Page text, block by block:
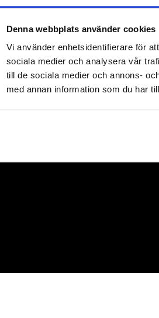
Denna webbplats använder cookies
Vi använder enhetsidentifierare för
sociala medier och analysera vår
till de sociala medier och annons-
med annan information som du har
VI ERBJUDER